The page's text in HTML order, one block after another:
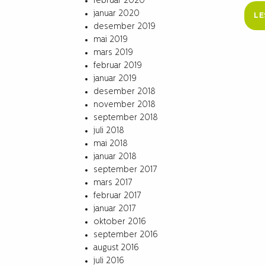
januar 2020
desember 2019
mai 2019
mars 2019
februar 2019
januar 2019
desember 2018
november 2018
september 2018
juli 2018
mai 2018
januar 2018
september 2017
mars 2017
februar 2017
januar 2017
oktober 2016
september 2016
august 2016
juli 2016